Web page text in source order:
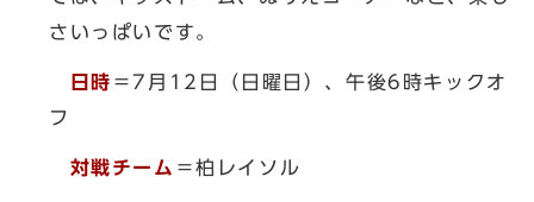
さいっぱいです。
日時 ＝7月12日（日曜日）、午後6時キックオ
フ
対戦チーム ＝柏レイソル